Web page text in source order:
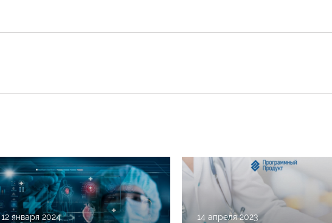
12 января 2024 14 апреля 2023